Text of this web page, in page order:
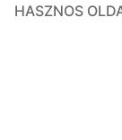
HASZNOS